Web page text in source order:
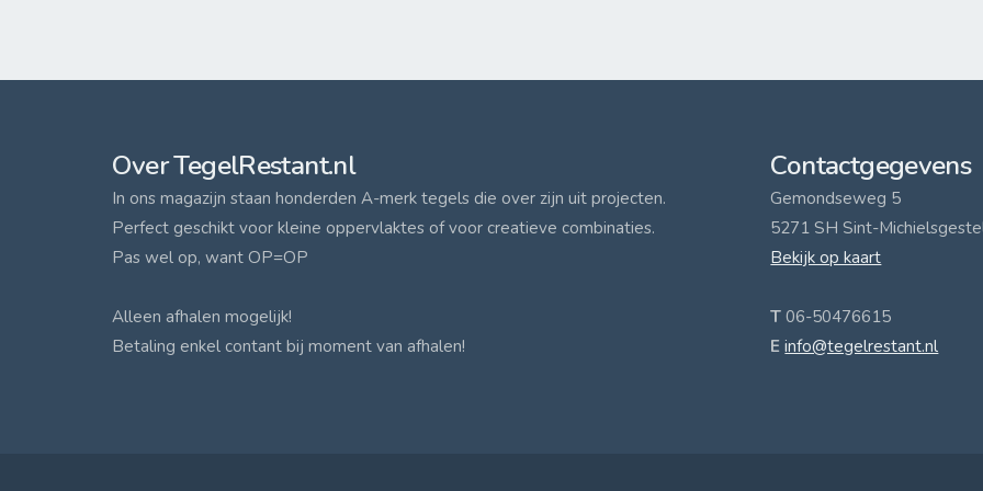
Over TegelRestant.nl
In ons magazijn staan honderden A-merk tegels die over zijn uit projecten.
Perfect geschikt voor kleine oppervlaktes of voor creatieve combinaties.
Pas wel op, want OP=OP
Alleen afhalen mogelijk!
Betaling enkel contant bij moment van afhalen!
Contactgegevens
Gemondseweg 5
5271 SH Sint-
Bekijk op kaart
T 06-50476615
E info@tegelrestant.nl